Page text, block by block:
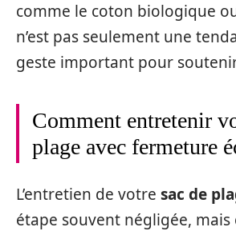
comme le coton biologique
n’est pas seulement une
geste important pour
Comment entretenir
plage avec fermeture
L’entretien de votre sac de
étape souvent négligée, mais